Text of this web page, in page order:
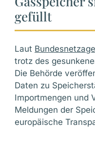
gefüllt
Laut
trotz des
Die Behörde
Daten zu
Importmengen und
Meldungen der
europäische